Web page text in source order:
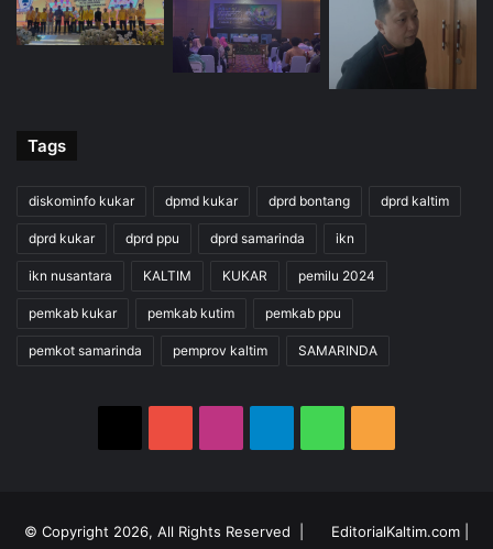
Tags
diskominfo kukar dpmd kukar dprd bontang dprd kaltim
dprd kukar dprd ppu dprd samarinda ikn
ikn nusantara KALTIM KUKAR pemilu 2024
pemkab kukar pemkab kutim pemkab ppu
pemkot samarinda pemprov kaltim SAMARINDA
© Copyright 2026, All Rights Reserved | EditorialKaltim.com